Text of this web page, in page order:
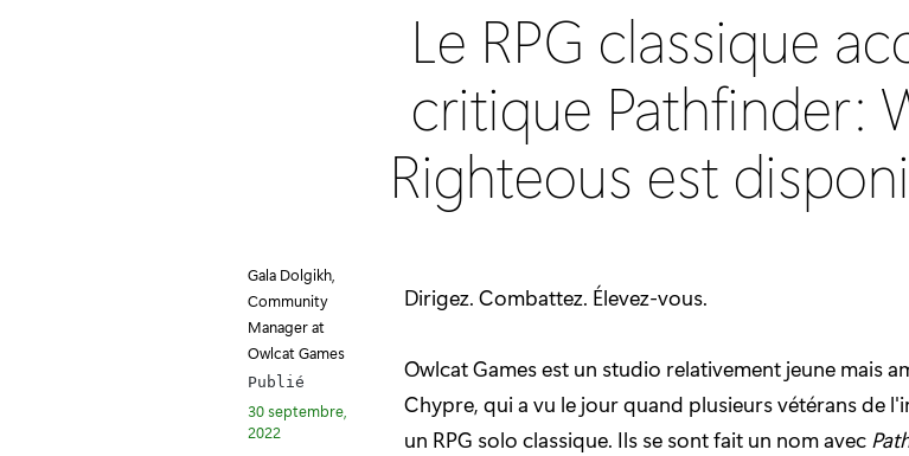
é
g
o
r
Le RPG classique
critique Pathfinder:
Righteous est
Gala Dolgikh,
Community
Manager at
Owlcat Games
Publié
30 septembre,
2022
Dirigez. Combattez. Élevez-vous.
Owlcat Games est un studio relativement jeune mais
Chypre, qui a vu le jour quand plusieurs vétérans de
un RPG solo classique. Ils se sont fait un nom avec